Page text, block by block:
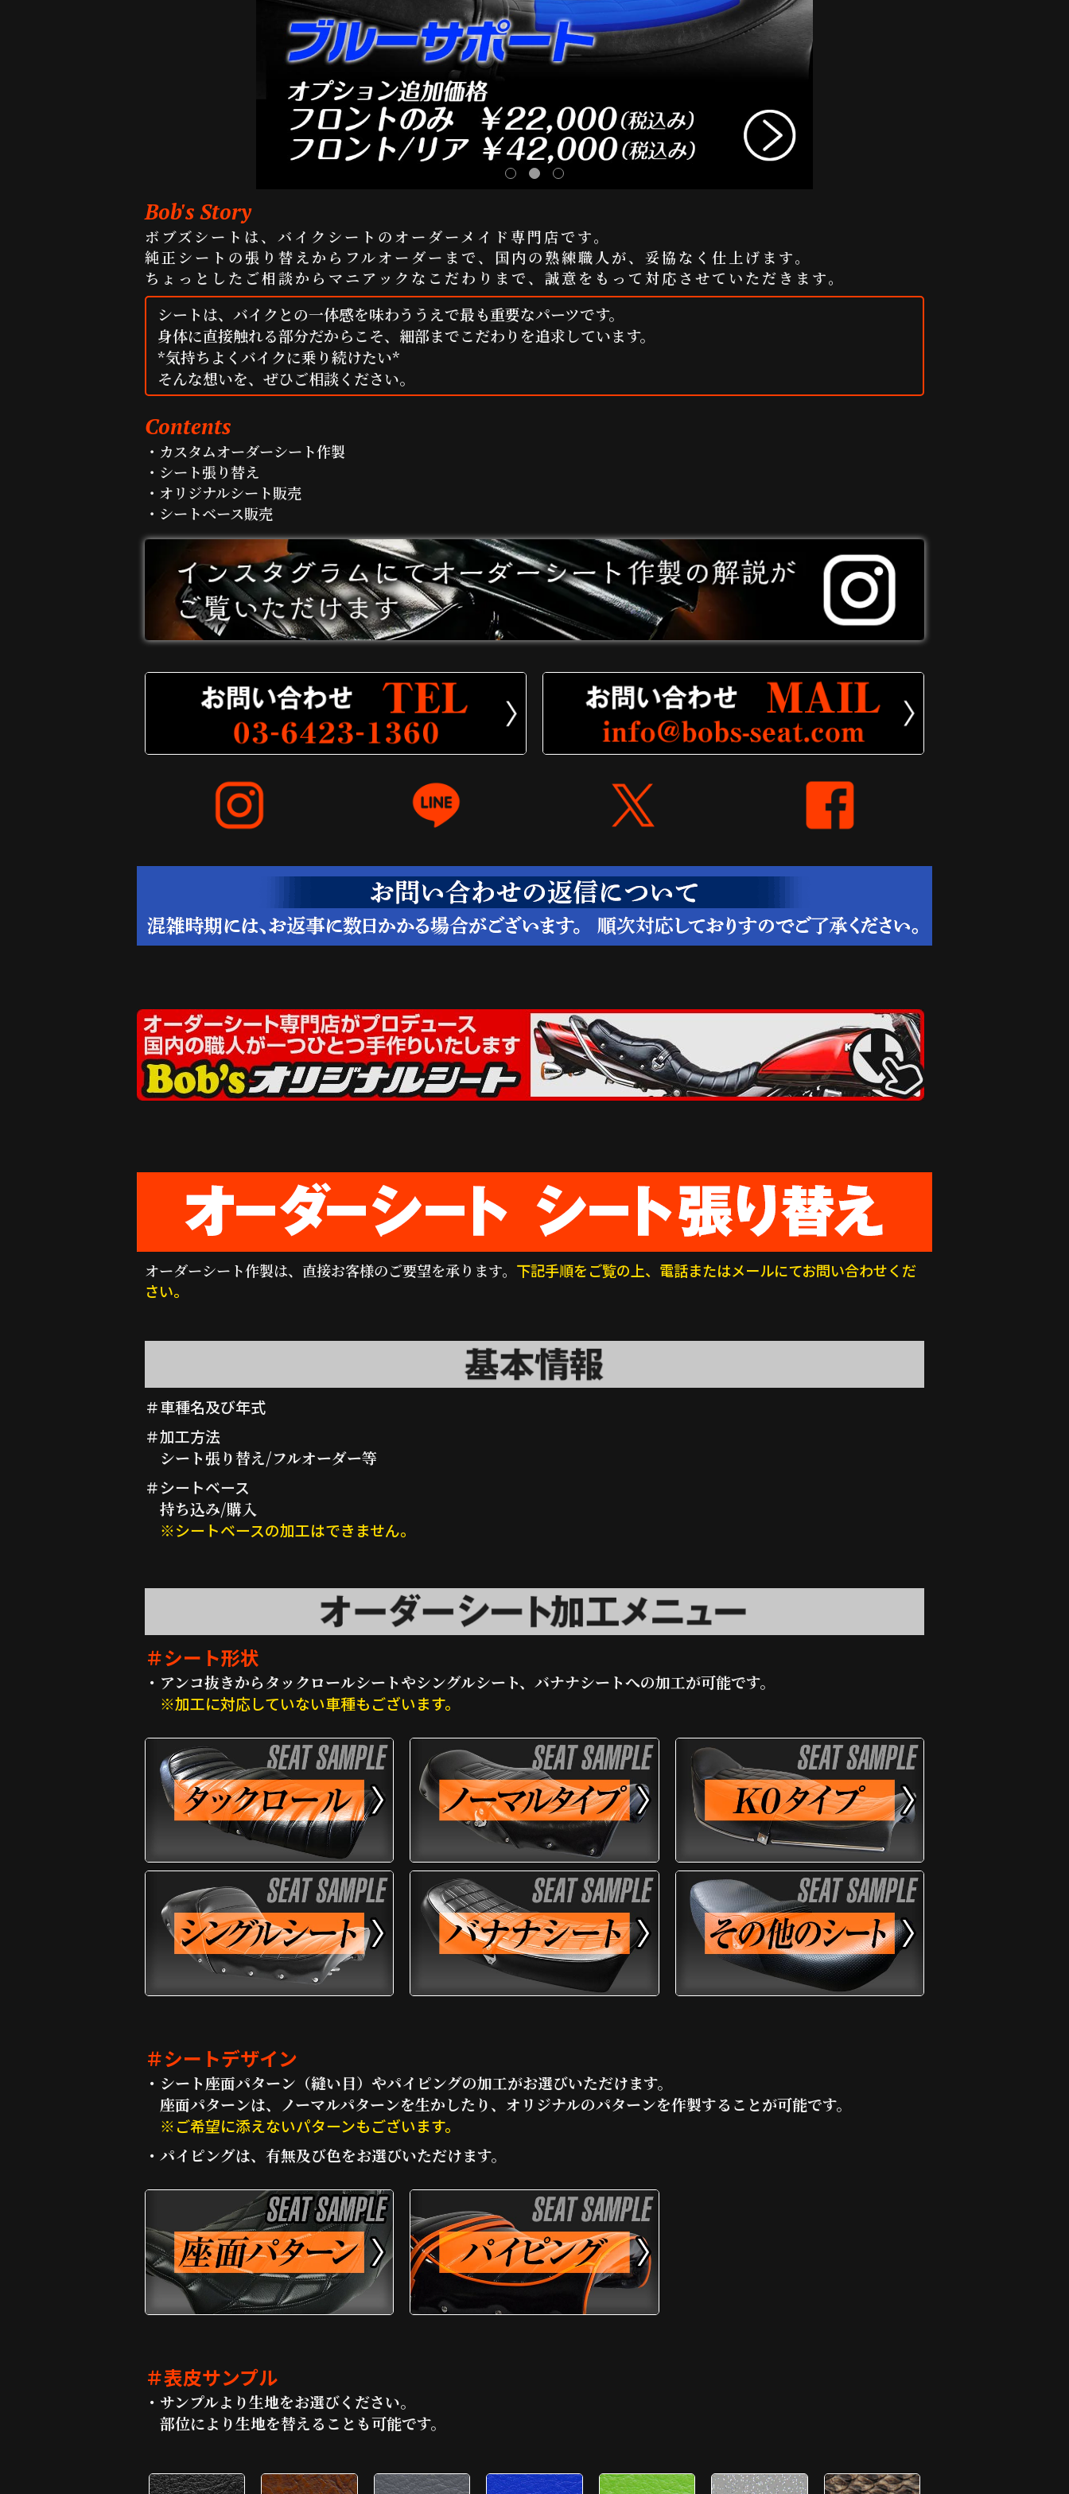
Bob's Story
ボブズシートは、バイクシートのオーダーメイド専門店です。
純正シートの張り替えからフルオーダーまで、国内の熟練職人が、妥協なく仕上げます。
ちょっとしたご相談からマニアックなこだわりまで、誠意をもって対応させていただきます。
シートは、バイクとの一体感を味わううえで最も重要なパーツです。
身体に直接触れる部分だからこそ、細部までこだわりを追求しています。
*気持ちよくバイクに乗り続けたい*
そんな想いを、ぜひご相談ください。
Contents
・カスタムオーダーシート作製
・シート張り替え
・オリジナルシート販売
・シートベース販売
オーダーシート作製は、直接お客様のご要望を承ります。 下記手順をご覧の上、電話またはメールにてお問い合わせくだ
さい。
＃車種名及び年式
＃加工方法
シート張り替え/フルオーダー等
＃シートベース
持ち込み/購入
※シートベースの加工はできません。
＃シート形状
・アンコ抜きからタックロールシートやシングルシート、バナナシートへの加工が可能です。
※加工に対応していない車種もございます。
＃シートデザイン
・シート座面パターン（縫い目）やパイピングの加工がお選びいただけます。
座面パターンは、ノーマルパターンを生かしたり、オリジナルのパターンを作製することが可能です。
※ご希望に添えないパターンもございます。
・パイピングは、有無及び色をお選びいただけます。
＃表皮サンプル
・サンプルより生地をお選びください。
部位により生地を替えることも可能です。